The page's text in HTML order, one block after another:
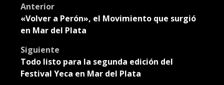
Post
navigation
Anterior
«Volver a Perón», el Movimiento que surgió
en Mar del Plata
Siguiente
Todo listo para la segunda edición del
Festival Yeca en Mar del Plata